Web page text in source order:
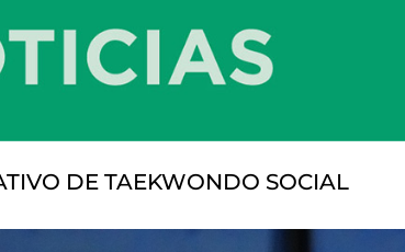
DE TAEKWONDO SOCIAL